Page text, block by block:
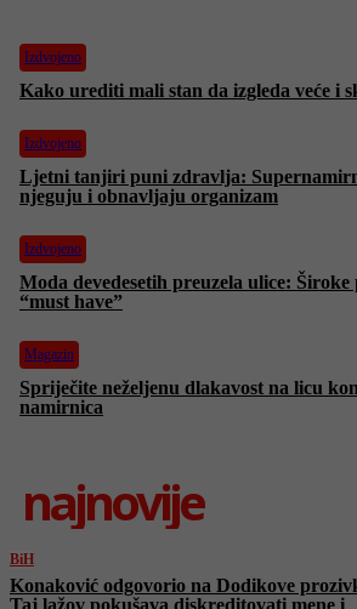
Izdvojeno
Kako urediti mali stan da izgleda veće i
Izdvojeno
Ljetni tanjiri puni zdravlja:
njeguju i obnavljaju organizam
Izdvojeno
Moda devedesetih preuzela ulice:
“must have”
Magazin
Spriječite neželjenu dlakavost na licu
namirnica
najnovije
BiH
Konaković odgovorio na Dodikove
Taj lažov pokušava diskreditovati mene i